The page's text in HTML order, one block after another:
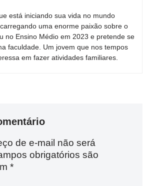
está iniciando sua vida no mundo
uma enorme paixão sobre o
no Ensino Médio em 2023 e pretende se
faculdade. Um jovem que nos tempos
em fazer atividades familiares.
de e-mail não será
obrigatórios são
*